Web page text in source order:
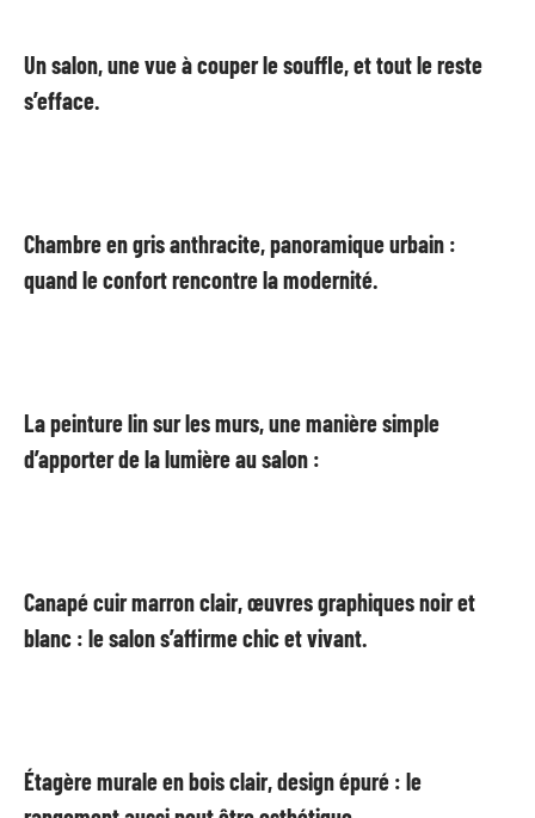
Un salon, une vue à couper le souffle, et tout le reste
s’efface.
Chambre en gris anthracite, panoramique urbain :
quand le confort rencontre la modernité.
La peinture lin sur les murs, une manière simple
d’apporter de la lumière au salon :
Canapé cuir marron clair, œuvres graphiques noir et
blanc : le salon s’affirme chic et vivant.
Étagère murale en bois clair, design épuré : le